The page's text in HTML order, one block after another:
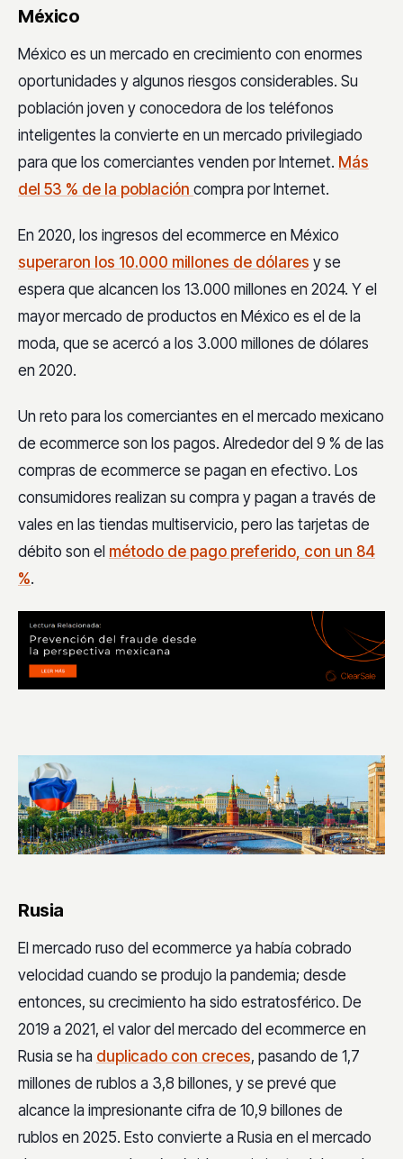
México
México es un mercado en crecimiento con enormes
oportunidades y algunos riesgos considerables. Su
población joven y conocedora de los teléfonos
inteligentes la convierte en un mercado privilegiado
para que los comerciantes venden por Internet. Más
del 53 % de la población compra por Internet.
En 2020, los ingresos del ecommerce en México
superaron los 10.000 millones de dólares y se
espera que alcancen los 13.000 millones en 2024. Y el
mayor mercado de productos en México es el de la
moda, que se acercó a los 3.000 millones de dólares
en 2020.
Un reto para los comerciantes en el mercado mexicano
de ecommerce son los pagos. Alrededor del 9 % de las
compras de ecommerce se pagan en efectivo. Los
consumidores realizan su compra y pagan a través de
vales en las tiendas multiservicio, pero las tarjetas de
débito son el método de pago preferido, con un 84
%.
Rusia
El mercado ruso del ecommerce ya había cobrado
velocidad cuando se produjo la pandemia; desde
entonces, su crecimiento ha sido estratosférico. De
2019 a 2021, el valor del mercado del ecommerce en
Rusia se ha duplicado con creces, pasando de 1,7
millones de rublos a 3,8 billones, y se prevé que
alcance la impresionante cifra de 10,9 billones de
rublos en 2025. Esto convierte a Rusia en el mercado